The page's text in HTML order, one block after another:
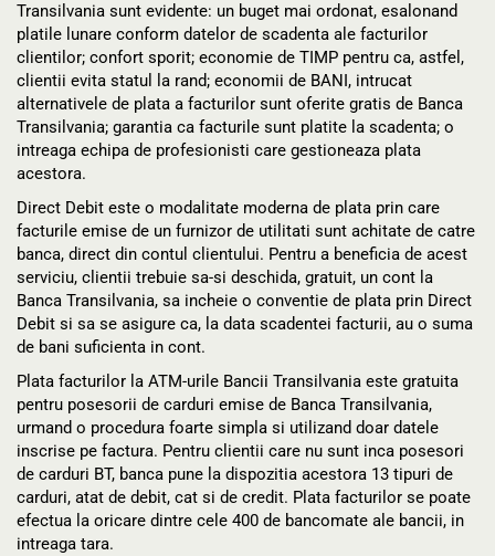
Transilvania sunt evidente: un buget mai ordonat, esalonand
platile lunare conform datelor de scadenta ale facturilor
clientilor; confort sporit; economie de TIMP pentru ca, astfel,
clientii evita statul la rand; economii de BANI, intrucat
alternativele de plata a facturilor sunt oferite gratis de Banca
Transilvania; garantia ca facturile sunt platite la scadenta; o
intreaga echipa de profesionisti care gestioneaza plata
acestora.
Direct Debit este o modalitate moderna de plata prin care
facturile emise de un furnizor de utilitati sunt achitate de catre
banca, direct din contul clientului. Pentru a beneficia de acest
serviciu, clientii trebuie sa-si deschida, gratuit, un cont la
Banca Transilvania, sa incheie o conventie de plata prin Direct
Debit si sa se asigure ca, la data scadentei facturii, au o suma
de bani suficienta in cont.
Plata facturilor la ATM-urile Bancii Transilvania este gratuita
pentru posesorii de carduri emise de Banca Transilvania,
urmand o procedura foarte simpla si utilizand doar datele
inscrise pe factura. Pentru clientii care nu sunt inca posesori
de carduri BT, banca pune la dispozitia acestora 13 tipuri de
carduri, atat de debit, cat si de credit. Plata facturilor se poate
efectua la oricare dintre cele 400 de bancomate ale bancii, in
intreaga tara.